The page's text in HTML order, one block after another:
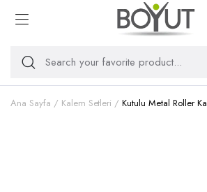
Ana Sayfa Kalem Setleri Kutulu Metal Roller